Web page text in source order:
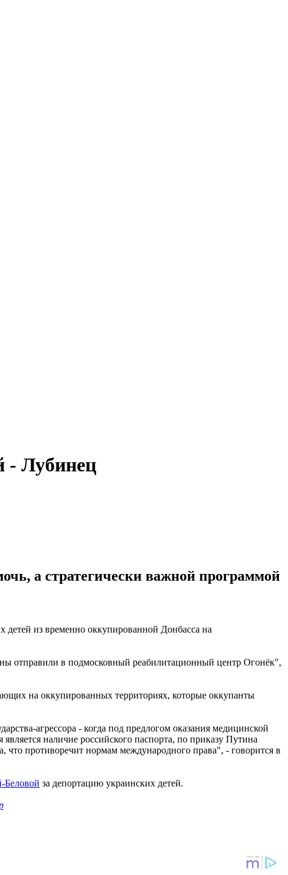
- Лубинец
а стратегически важной программой
детей из временно оккупированной Донбасса на
отправили в подмосковный реабилитационный центр Огонёк",
на оккупированных территориях, которые оккупанты
агрессора - когда под предлогом оказания медицинской
наличие российского паспорта, по приказу Путина
противоречит нормам международного права", - говорится в
Беловой за депортацию украинских детей.